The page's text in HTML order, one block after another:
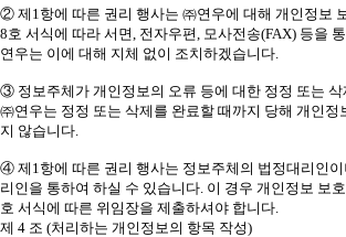
② 제1항에 따른 권리 행사는 ㈜연우에 대해 개인정보
8호 서식에 따라 서면, 전자우편, 모사전송(FAX) 등을
연우는 이에 대해 지체 없이 조치하겠습니다.
③ 정보주체가 개인정보의 오류 등에 대한 정정 또는
㈜연우는 정정 또는 삭제를 완료할 때까지 당해 개인정
지 않습니다.
④ 제1항에 따른 권리 행사는 정보주체의 법정대리인이
리인을 통하여 하실 수 있습니다. 이 경우 개인정보 보
호 서식에 따른 위임장을 제출하셔야 합니다.
제 4 조 (처리하는 개인정보의 항목 작성)